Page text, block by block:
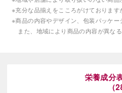
※充分な品揃えをこころがけております
※商品の内容やデザイン、包装パッケー
また、地域により商品の内容が異なる
栄養成分
（